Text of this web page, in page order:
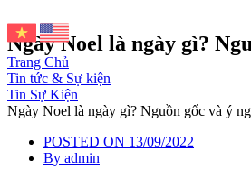
Ngày Noel là ngày gì?
Trang Chủ
Tin tức & Sự kiện
Tin Sự Kiện
Ngày Noel là ngày gì? Nguồn gốc và ý
POSTED ON 13/09/2022
By admin